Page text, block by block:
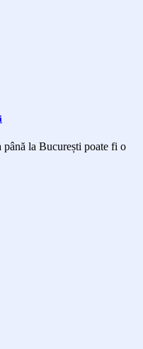
la București poate fi o